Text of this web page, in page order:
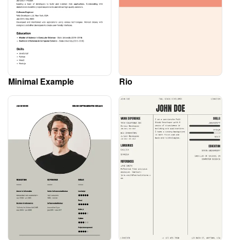
Minimal Example Rio